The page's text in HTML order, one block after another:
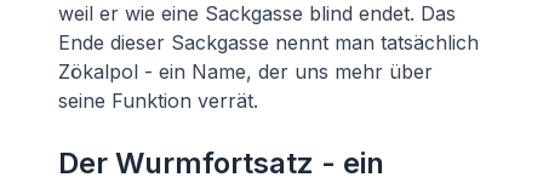
weil er wie eine Sackgasse blind endet. Das
Ende dieser Sackgasse nennt man tatsächlich
Zökalpol - ein Name, der uns mehr über
seine Funktion verrät.
Der Wurmfortsatz - ein